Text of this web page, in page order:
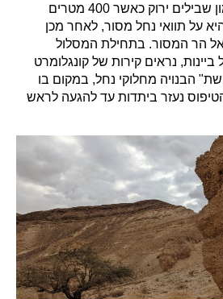
מתחילים לצעוד על סימון שבילים ירוק כאשר 400 מטרים
על תוואי נחל מסור, לאחר מכן
הר המסור. בתחילת המסלול
נראים קירות של קונגלומרט
הבנויה מחלוקי נחל, במקום בו
נעזר ביתדות עד להגעה לראש